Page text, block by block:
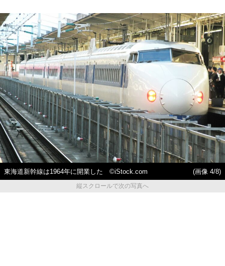
東海道新幹線は1964年に開業した ©️iStock.com
(画像 4/8)
縦スクロールで次の写真へ